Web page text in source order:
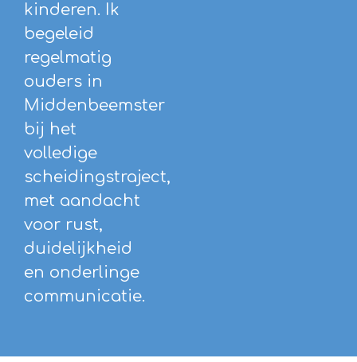
kinderen. Ik
begeleid
regelmatig
ouders in
Middenbeemster
bij het
volledige
scheidingstraject,
met aandacht
voor rust,
duidelijkheid
en onderlinge
communicatie.